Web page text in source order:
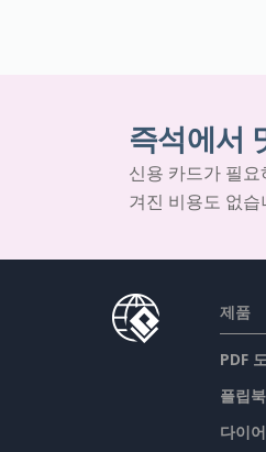
즉석에서
신용 카드가 필
겨진 비용도 없습
제품
PDF
플립
다이